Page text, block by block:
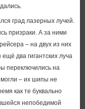
град лазерных лучей.
призраки. А за ними
– на двух из них
два гигантских луча
переключились на
– их шипы не
как те буквально
непобедимой